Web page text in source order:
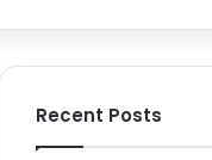
Recent Posts